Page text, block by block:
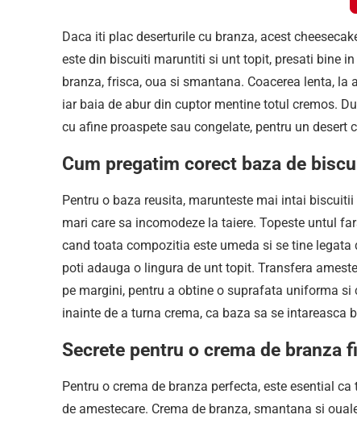
Daca iti plac deserturile cu branza, acest
este din biscuiti maruntiti si unt topit, presati bine
branza, frisca, oua si smantana. Coacerea lenta,
iar baia de abur din cuptor mentine totul cremos.
cu afine proaspete sau congelate, pentru un
Cum pregatim corect baza de
Pentru o baza reusita, marunteste mai intai
mari care sa incomodeze la taiere. Topeste untul
cand toata compozitia este umeda si se tine
poti adauga o lingura de unt topit. Transfera
pe margini, pentru a obtine o suprafata uniforma
inainte de a turna crema, ca baza sa se intareasca
Secrete pentru o crema de branza
Pentru o crema de branza perfecta, este esential
de amestecare. Crema de branza, smantana si